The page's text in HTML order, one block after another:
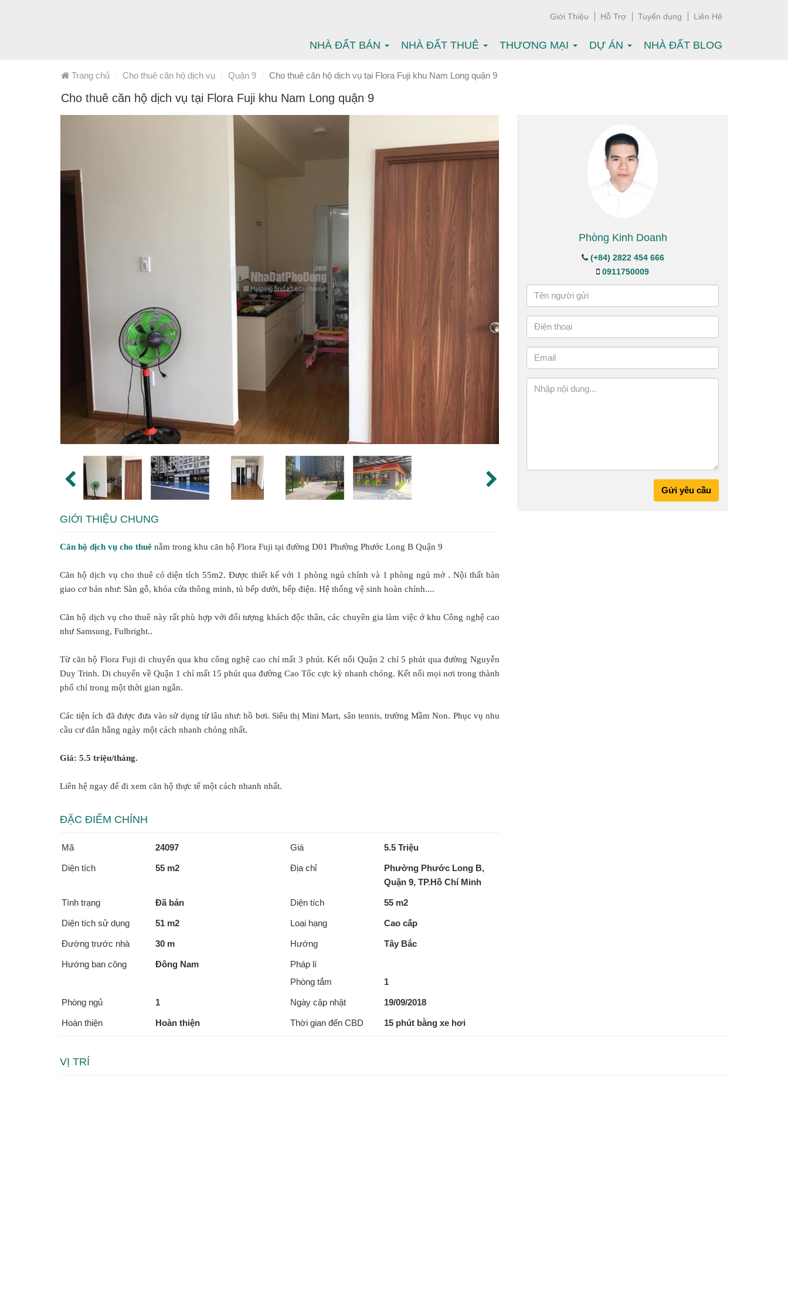
Giới Thiệu Hỗ Trợ Tuyển dụng Liên Hệ
NHÀ ĐẤT BÁN NHÀ ĐẤT THUÊ THƯƠNG MẠI DỰ ÁN NHÀ ĐẤT BLOG
Trang chủ Cho thuê căn hộ dịch vụ Quận 9 Cho thuê căn hộ dịch vụ tại Flora Fuji khu Nam Long quận 9
Cho thuê căn hộ dịch vụ tại Flora Fuji khu Nam Long quận 9
GIỚI THIỆU CHUNG
Căn hộ dịch vụ cho thuê nằm trong khu căn hộ Flora Fuji tại đường D01 Phường Phước Long B Quận 9
Căn hộ dịch vụ cho thuê có diện tích 55m2. Được thiết kế với 1 phòng ngủ chính và 1 phòng ngủ mở . Nội thất bàn
giao cơ bản như: Sàn gỗ, khóa cửa thông minh, tủ bếp dưới, bếp điện. Hệ thống vệ sinh hoàn chỉnh....
Căn hộ dịch vụ cho thuê này rất phù hợp với đối tượng khách độc thân, các chuyên gia làm việc ở khu Công nghệ cao
như Samsung, Fulbright..
Từ căn hộ Flora Fuji di chuyển qua khu công nghệ cao chỉ mất 3 phút. Kết nối Quận 2 chỉ 5 phút qua đường Nguyễn
Duy Trinh. Di chuyển về Quận 1 chỉ mất 15 phút qua đường Cao Tốc cực kỳ nhanh chóng. Kết nối mọi nơi trong thành
phố chỉ trong một thời gian ngắn.
Các tiện ích đã được đưa vào sử dụng từ lâu như: hồ bơi. Siêu thị Mini Mart, sân tennis, trường Mầm Non. Phục vụ nhu
cầu cư dân hằng ngày một cách nhanh chóng nhất.
Giá: 5.5 triệu/tháng.
Liên hệ ngay để đi xem căn hộ thực tế một cách nhanh nhất.
ĐẶC ĐIỂM CHÍNH
Mã 24097 Giá 5.5 Triệu
Diện tích 55 m2 Địa chỉ
Phường Phước Long B,
Quận 9, TP.Hồ Chí Minh
Tình trạng Đã bán Diện tích 55 m2
Diện tích sử dụng 51 m2 Loại hạng Cao cấp
Đường trước nhà 30 m Hướng Tây Bắc
Hướng ban công Đông Nam
Pháp lí
Phòng tắm
1
Phòng ngủ 1 Ngày cập nhật 19/09/2018
Hoàn thiện Hoàn thiện Thời gian đến CBD 15 phút bằng xe hơi
Phòng Kinh Doanh
(+84) 2822 454 666
0911750009
Gửi yêu cầu
VỊ TRÍ